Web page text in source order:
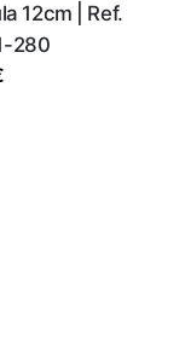
12cm | Ref.
280